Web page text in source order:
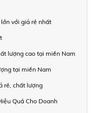
với giá rẻ nhất
lượng cao tại miền Nam
tại miền Nam
rẻ, chất lượng
Quả Cho Doanh